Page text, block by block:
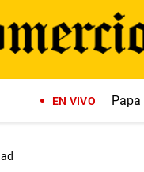
EN VIVO Papa